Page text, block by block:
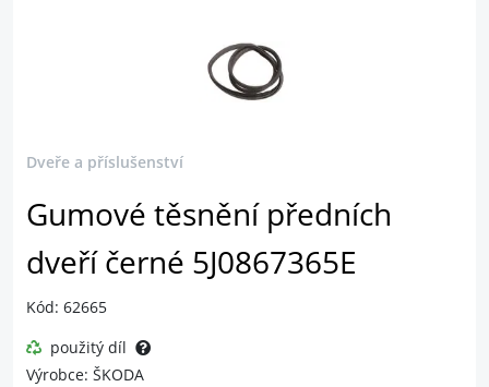
Dveře a příslušenství
Gumové těsnění předních
dveří černé 5J0867365E
Kód: 62665
použitý díl
Výrobce: ŠKODA